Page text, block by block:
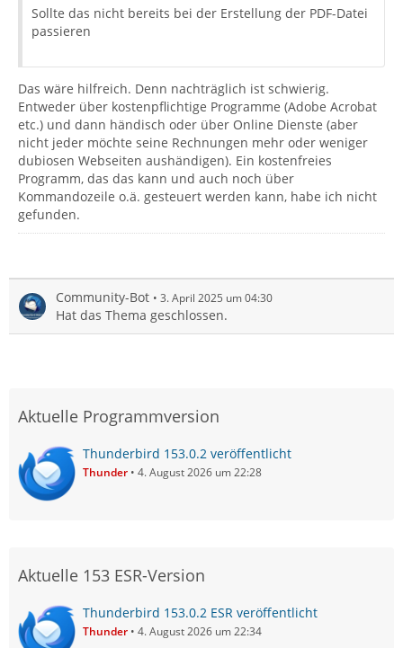
Sollte das nicht bereits bei der Erstellung der PDF-Datei
passieren
Das wäre hilfreich. Denn nachträglich ist schwierig.
Entweder über kostenpflichtige Programme (Adobe Acrobat
etc.) und dann händisch oder über Online Dienste (aber
nicht jeder möchte seine Rechnungen mehr oder weniger
dubiosen Webseiten aushändigen). Ein kostenfreies
Programm, das das kann und auch noch über
Kommandozeile o.ä. gesteuert werden kann, habe ich nicht
gefunden.
Community-Bot 3. April 2025 um 04:30
Hat das Thema geschlossen.
Aktuelle Programmversion
Thunderbird 153.0.2 veröffentlicht
Thunder 4. August 2026 um 22:28
Aktuelle 153 ESR-Version
Thunderbird 153.0.2 ESR veröffentlicht
Thunder 4. August 2026 um 22:34